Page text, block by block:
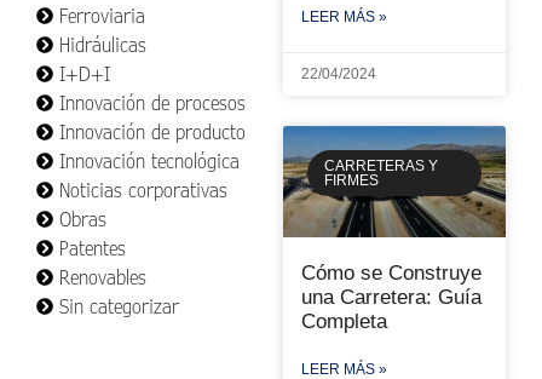
Ferroviaria
Hidráulicas
I+D+I
Innovación de procesos
Innovación de producto
Innovación tecnológica
Noticias corporativas
Obras
Patentes
Renovables
Sin categorizar
LEER MÁS »
22/04/2024
CARRETERAS Y
FIRMES
Cómo se Construye
una Carretera: Guía
Completa
LEER MÁS »